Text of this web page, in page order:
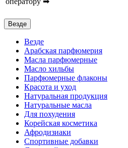
Везде
Везде
Арабская парфюмерия
Масла парфюмерные
Масло хильбы
Парфюмерные флаконы
Красота и уход
Натуральная продукция
Натуральные масла
Для похудения
Корейская косметика
Афродизиаки
Спортивные добавки